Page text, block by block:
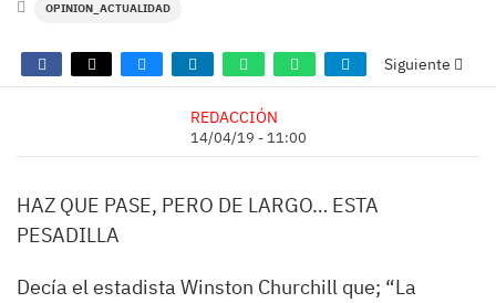
OPINION_ACTUALIDAD
Siguiente
REDACCIÓN
14/04/19 - 11:00
HAZ QUE PASE, PERO DE LARGO… ESTA
PESADILLA
Decía el estadista Winston Churchill que; “La